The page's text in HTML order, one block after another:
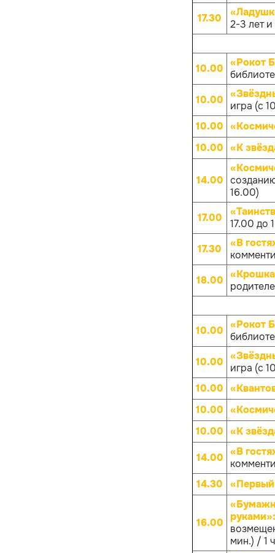
17.30
2-3 лет
10.00 «Рокот
10.00
игра (с
10.00
10.00 «К
14.00
16.00)
17.00
17.00 до
17.30
«В
18.00
10.00 «Рокот
10.00
игра (с
10.00
10.00
10.00 «К
14.00 «В
14.30
16.00
мин.) / 1